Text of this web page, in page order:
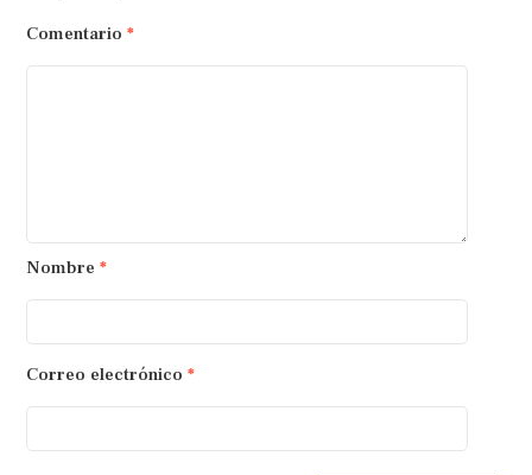
Comentario *
Nombre *
Correo electrónico *